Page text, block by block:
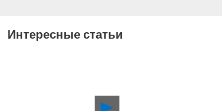
Интересные статьи
Воспроизвести